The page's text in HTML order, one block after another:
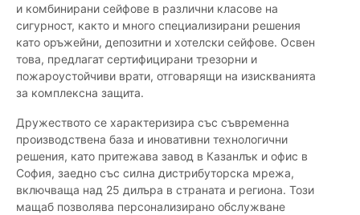
и комбинирани сейфове в различни класове на
сигурност, както и много специализирани решения
като оръжейни, депозитни и хотелски сейфове. Освен
това, предлагат сертифицирани трезорни и
пожароустойчиви врати, отговарящи на изискванията
за комплексна защита.
Дружеството се характеризира със съвременна
производствена база и иновативни технологични
решения, като притежава завод в Казанлък и офис в
София, заедно със силна дистрибуторска мрежа,
включваща над 25 дилъра в страната и региона. Този
мащаб позволява персонализирано обслужване